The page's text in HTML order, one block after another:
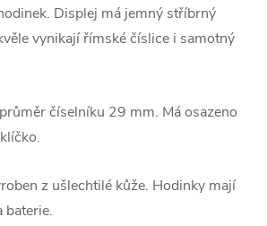
Displej má jemný stříbrný
vynikají římské číslice i samotný
číselníku 29 mm. Má osazeno
z ušlechtilé kůže. Hodinky mají
baterie.